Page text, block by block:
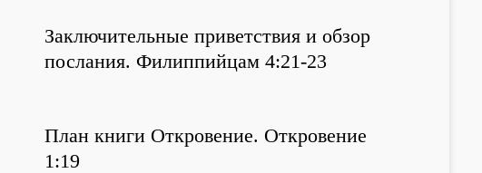
Заключительные приветствия и обзор
послания. Филиппийцам 4:21-23
План книги Откровение. Откровение
1:19